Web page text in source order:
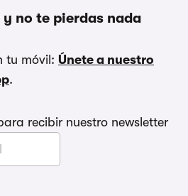
no te pierdas nada
tu móvil: Únete a nuestro
.
recibir nuestro newsletter